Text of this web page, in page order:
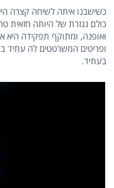
כשישבנו איתה לשיחה קצרה
כולם נגזרת של היותה חזאית
ואופנה, ומתוקף תפקידה היא
ופריטים המשרטטים לה עתיד
בעתיד.